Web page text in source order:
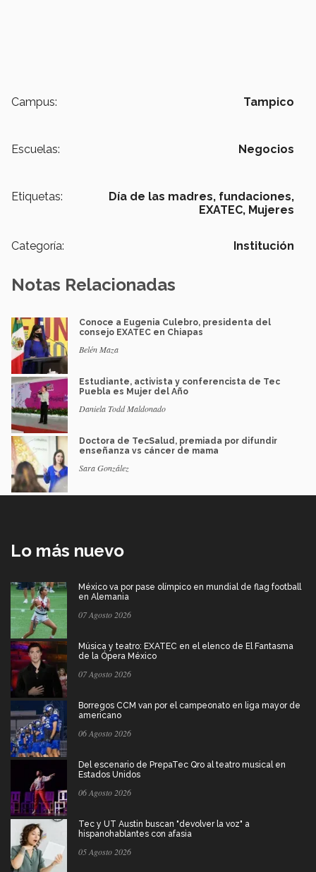
Campus: Tampico
Escuelas: Negocios
Etiquetas: Día de las madres, fundaciones,
EXATEC, Mujeres
Categoría: Institución
Notas Relacionadas
Conoce a Eugenia Culebro, presidenta del
consejo EXATEC en Chiapas
Belén Maza
Estudiante, activista y conferencista de Tec
Puebla es Mujer del Año
Daniela Todd Maldonado
Doctora de TecSalud, premiada por difundir
enseñanza vs cáncer de mama
Sara González
Lo más nuevo
México va por pase olímpico en mundial de flag football
en Alemania
07 Agosto 2026
Música y teatro: EXATEC en el elenco de El Fantasma
de la Ópera México
07 Agosto 2026
Borregos CCM van por el campeonato en liga mayor de
americano
06 Agosto 2026
Del escenario de PrepaTec Qro al teatro musical en
Estados Unidos
06 Agosto 2026
Tec y UT Austin buscan "devolver la voz" a
hispanohablantes con afasia
05 Agosto 2026